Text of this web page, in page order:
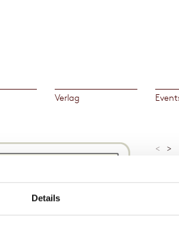
Details
Verlag
< >